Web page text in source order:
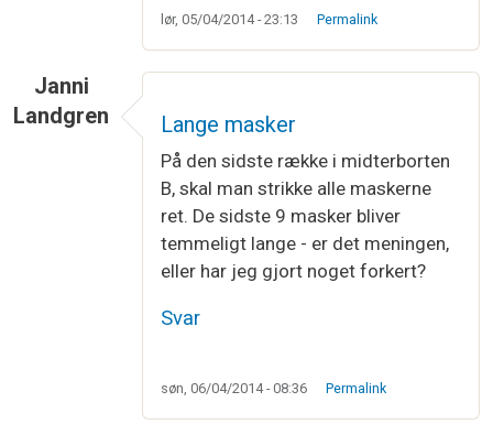
lør, 05/04/2014 - 23:13 Permalink
Janni
Landgren
Lange masker
På den sidste række i midterborten
B, skal man strikke alle maskerne
ret. De sidste 9 masker bliver
temmeligt lange - er det meningen,
eller har jeg gjort noget forkert?
Svar
søn, 06/04/2014 - 08:36 Permalink